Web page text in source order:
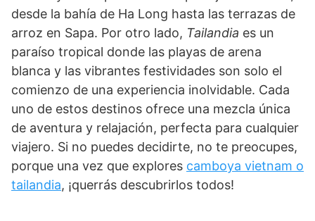
desde la bahía de Ha Long hasta las terrazas de
arroz en Sapa. Por otro lado, Tailandia es un
paraíso tropical donde las playas de arena
blanca y las vibrantes festividades son solo el
comienzo de una experiencia inolvidable. Cada
uno de estos destinos ofrece una mezcla única
de aventura y relajación, perfecta para cualquier
viajero. Si no puedes decidirte, no te preocupes,
porque una vez que explores camboya vietnam o
tailandia, ¡querrás descubrirlos todos!